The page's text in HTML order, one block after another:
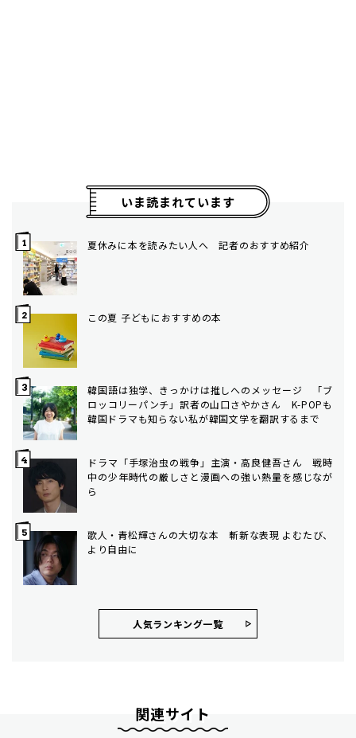
いま読まれています
夏休みに本を読みたい人へ 記者のおすすめ紹介
この夏 子どもにおすすめの本
韓国語は独学、きっかけは推しへのメッセージ 「ブ
ロッコリーパンチ」訳者の山口さやかさん K-POPも
韓国ドラマも知らない私が韓国文学を翻訳するまで
ドラマ「手塚治虫の戦争」主演・高良健吾さん 戦時
中の少年時代の厳しさと漫画への強い熱量を感じなが
ら
歌人・青松輝さんの大切な本 斬新な表現 よむたび、
より自由に
人気ランキング⼀覧
関連サイト